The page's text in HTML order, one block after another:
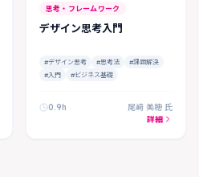
思考・フレームワーク
デザイン思考入門
#デザイン思考 #思考法
#課題解決
#入門
#ビジネス基礎
0.9h
尾﨑 美穂 氏
詳細